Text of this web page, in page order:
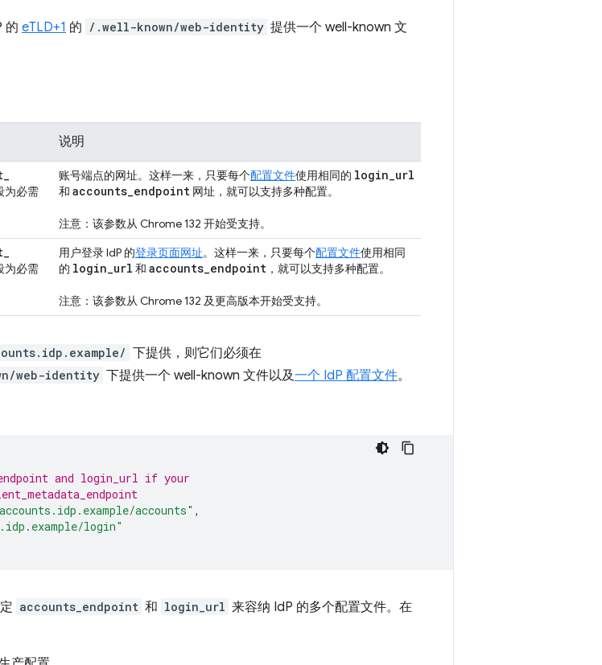
的 eTLD+1 的 /.well-known/web-identity 提供一个 well-known 文
说明
_
为必需
账号端点的网址。这样一来，只要每个配置文件使用相同的 login_url
和 accounts_endpoint 网址，就可以支持多种配置。
注意：该参数从 Chrome 132 开始受支持。
_
为必需
用户登录 IdP 的登录页面网址。这样一来，只要每个配置文件使用相同
的 login_url 和 accounts_endpoint ，就可以支持多种配置。
注意：该参数从 Chrome 132 及更高版本开始受支持。
下提供，则它们必须在
web-identity 下提供一个 well-known 文件以及一个 IdP 配置文件。
and login_url if your
accounts" ,
login"
accounts_endpoint 和 login_url 来容纳 IdP 的多个配置文件。在